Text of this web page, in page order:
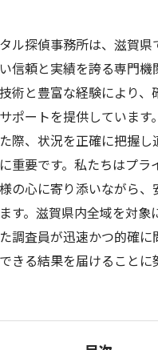
ル探偵事務所は、滋賀県
信頼と実績を誇る専門機
術と豊富な経験により、
ポートを提供しています
際、状況を正確に把握し
重要です。私たちはプラ
の心に寄り添いながら
す。滋賀県内全域を対象
調査員が迅速かつ的確に
きる結果を届けることに